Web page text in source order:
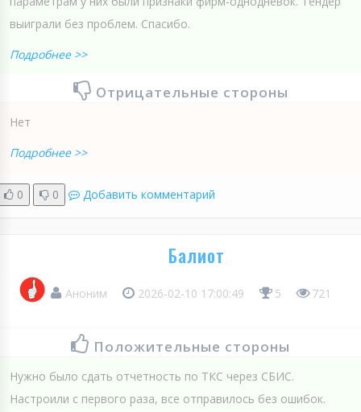
выиграли без проблем. Спасибо.
Подробнее >>
Отрицательные стороны
Нет
Подробнее >>
0 0 Добавить комментарий
Балиот
Аноним 2026-02-10 17:00:49 5 721
Положительные стороны
Нужно было сдать отчетность по ТКС через СБИС.
Настроили с первого раза, все отправилось без ошибок.